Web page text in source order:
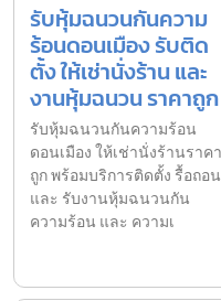
รับหุ้มฉนวนกันความ
ร้อนดอนเมือง รับติด
ตั้ง ให้เช่านั่งร้าน และ
งานหุ้มฉนวน ราคาถูก
รับหุ้มฉนวนกันความร้อน
ดอนเมือง ให้เช่านั่งร้านราคา
ถูก พร้อมบริการติดตั้ง รื้อถอน
และ รับงานหุ้มฉนวนกัน
ความร้อน และ ความเ